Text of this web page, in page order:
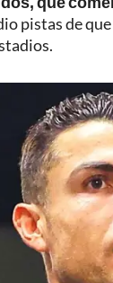
pistas de